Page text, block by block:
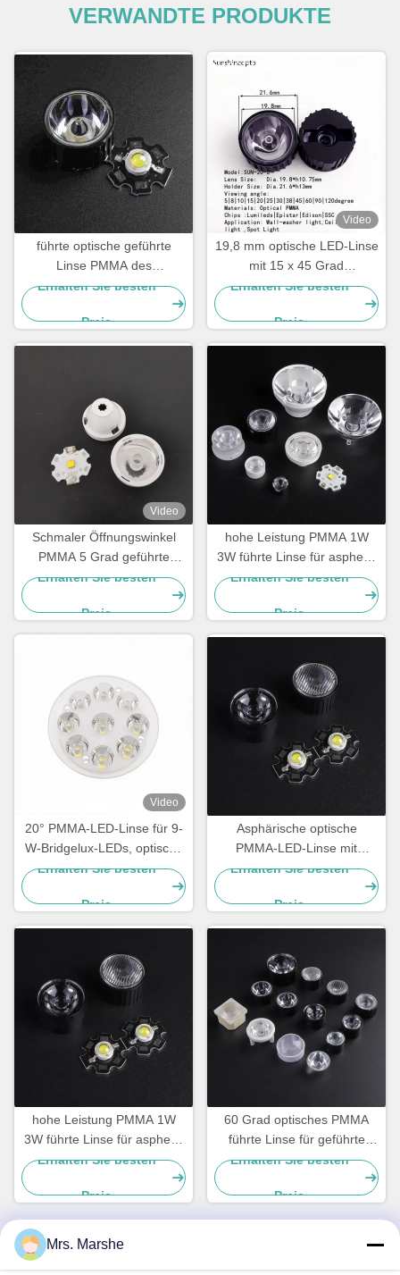
VERWANDTE PRODUKTE
führte optische geführte
Linse PMMA des
Scheinwerfer-1W Linse mit
kleiner Perlen-Oberfläche
Erhalten Sie besten
Preis
Video
19,8 mm optische LED-Linse
mit 15 x 45 Grad
Strahlmuster, PMMA-Linse
Blinklichter
Erhalten Sie besten
Preis
Video
Schmaler Öffnungswinkel
PMMA 5 Grad geführte
Linse für geführt, 20mm
Erhalten Sie besten
Preis
hohe Leistung PMMA 1W
3W führte Linse für aspheric
Kondensator geführten
Erhalten Sie besten
Preis
Video
20° PMMA-LED-Linse für 9-
W-Bridgelux-LEDs, optische
Lösung für Tunnel-, Akzent-
und Architekturbeleuchtung
Erhalten Sie besten
Preis
Asphärische optische
PMMA-LED-Linse mit
schwarzem Halter für LED-
Abstrahlwinkel
Erhalten Sie besten
Preis
hohe Leistung PMMA 1W
3W führte Linse für aspheric
Kondensator geführten
Erhalten Sie besten
Preis
60 Grad optisches PMMA
führte Linse für geführte
Beförderungsrate des
Erhalten Sie besten
Preis
Mrs. Marshe